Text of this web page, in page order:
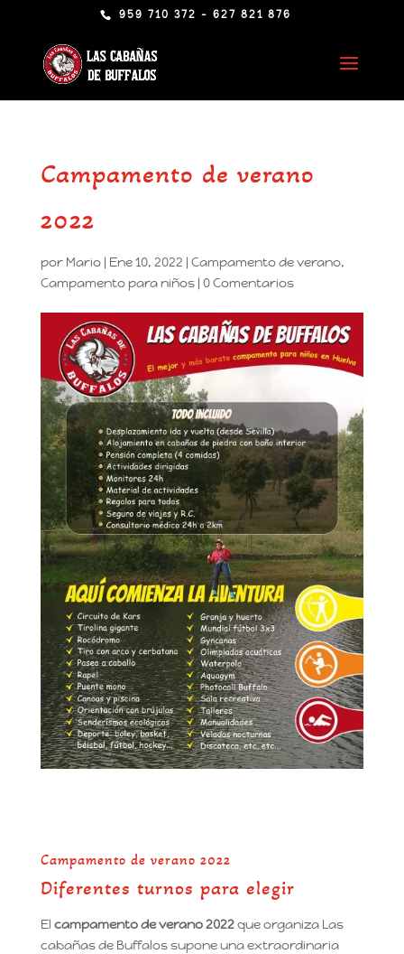
959 710 372 - 627 821 876
Campamento de verano
2022
por Mario| Ene 10, 2022 | Campamento de verano,
Campamento para niños| 0 Comentarios
Campamento de verano 2022
Diferentes turnos para elegir
El campamento de verano 2022que organiza Las
cabañas de Buffalos supone una extraordinaria